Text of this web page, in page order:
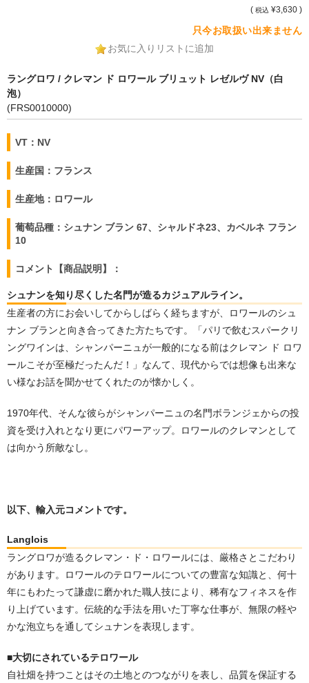
( 税込 ¥3,630 )
只今お取扱い出来ません
お気に入りリストに追加
ラングロワ / クレマン ド ロワール ブリュット レゼルヴ NV（白
泡）
(FRS0010000)
VT：NV
生産国：フランス
生産地：ロワール
葡萄品種：シュナン ブラン 67、シャルドネ23、カベルネ フラン
10
コメント【商品説明】：
シュナンを知り尽くした名門が造るカジュアルライン。
生産者の方にお会いしてからしばらく経ちますが、ロワールのシュ
ナン ブランと向き合ってきた方たちです。「パリで飲むスパークリ
ングワインは、シャンパーニュが一般的になる前はクレマン ド ロワ
ールこそが至極だったんだ！」なんて、現代からでは想像も出来な
い様なお話を聞かせてくれたのが懐かしく。
1970年代、そんな彼らがシャンパーニュの名門ボランジェからの投
資を受け入れとなり更にパワーアップ。ロワールのクレマンとして
は向かう所敵なし。
以下、輸入元コメントです。
Langlois
ラングロワが造るクレマン・ド・ロワールには、厳格さとこだわり
があります。ロワールのテロワールについての豊富な知識と、何十
年にもわたって謙虚に磨かれた職人技により、稀有なフィネスを作
り上げています。伝統的な手法を用いた丁寧な仕事が、無限の軽や
かな泡立ちを通してシュナンを表現します。
■大切にされているテロワール
自社畑を持つことはその土地とのつながりを表し、品質を保証する